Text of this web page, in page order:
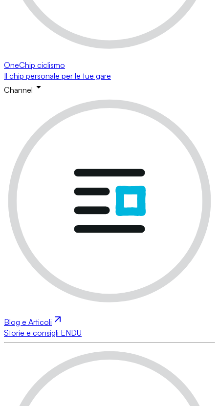
OneChip ciclismo
Il chip personale per le tue gare
Channel
Blog e Articoli
Storie e consigli ENDU